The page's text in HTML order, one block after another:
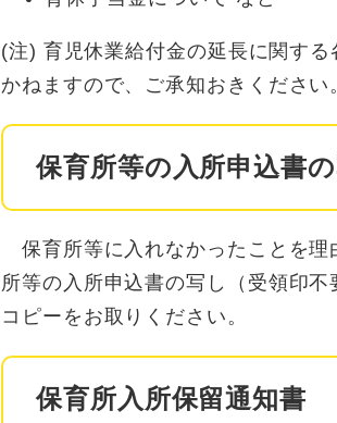
(注) 育児休業給付金の延長に関す
かねますので、ご承知おきください
保育所等の入所申込書
保育所等に入れなかったことを理
所等の入所申込書の写し（受領印
コピーをお取りください。
保育所入所保留通知書